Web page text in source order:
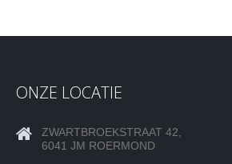
ONZE LOCATIE
ZWARTBROEKSTRAAT 42,
6041 JM ROERMOND